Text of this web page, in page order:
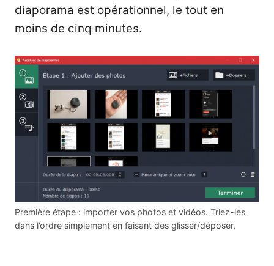
diaporama est opérationnel, le tout en
moins de cinq minutes.
Première étape : importer vos photos et vidéos. Triez-les
dans l’ordre simplement en faisant des glisser/déposer.